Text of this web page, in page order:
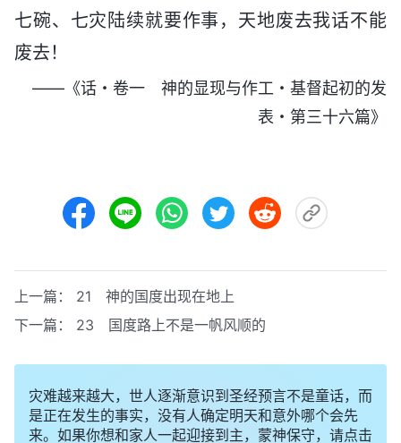
七碗、七灾陆续就要作事，天地废去我话不能
废去！
——《话・卷一 神的显现与作工・基督起初的发
表・第三十六篇》
上一篇： 21 神的国度出现在地上
下一篇： 23 国度路上不是一帆风顺的
灾难越来越大，世人逐渐意识到圣经预言不是童话，而
是正在发生的事实，没有人确定明天和意外哪个会先
来。如果你想和家人一起迎接到主，蒙神保守，请点击